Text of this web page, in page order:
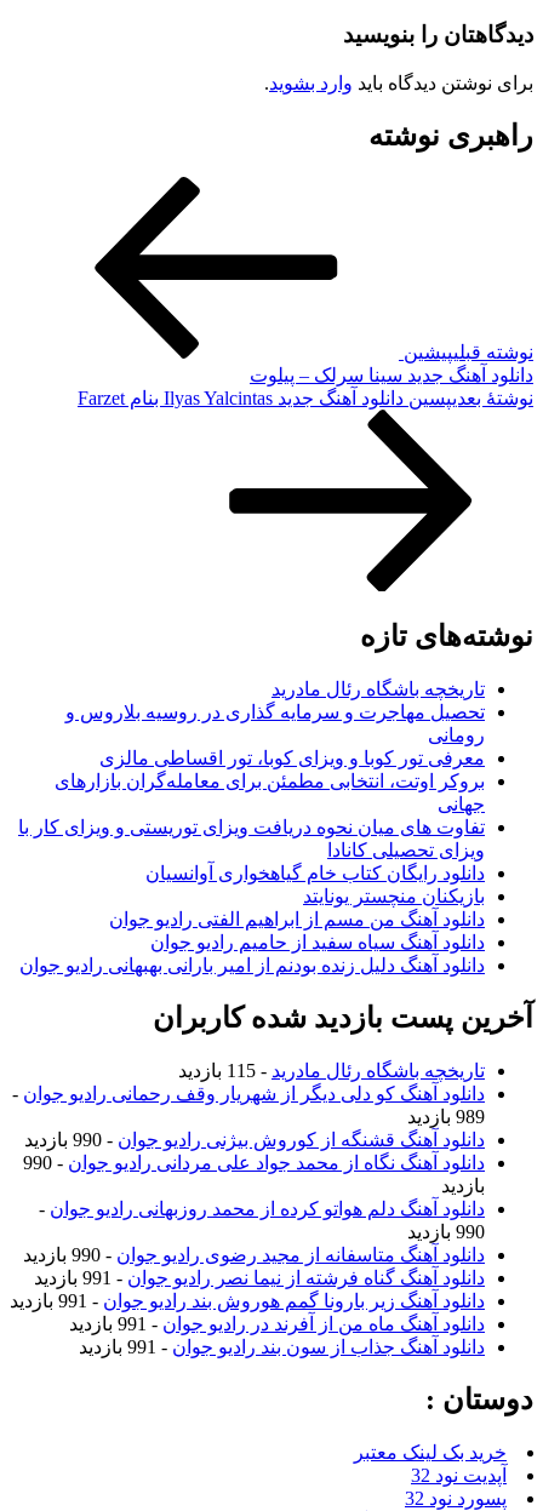
دیدگاهتان را بنویسید
برای نوشتن دیدگاه باید وارد بشوید.
راهبری نوشته
نوشته قبلیپیشین
دانلود آهنگ جدید سینا سرلک – پیلوت
نوشته‌ٔ بعدیپسین دانلود آهنگ جدید Ilyas Yalcintas بنام Farzet
نوشته‌های تازه
تاریخچه باشگاه رئال مادرید
تحصیل مهاجرت و سرمایه گذاری در روسیه بلاروس و
رومانی
معرفی تور کوبا و ویزای کوبا، تور اقساطی مالزی
بروکر اوتت، انتخابی مطمئن برای معامله‌گران بازارهای
جهانی
تفاوت های میان نحوه دریافت ویزای توریستی و ویزای کار با
ویزای تحصیلی کانادا
دانلود رایگان کتاب خام گیاهخواری آوانسیان
بازیکنان منچستر یونایتد
دانلود آهنگ من مسم از ابراهیم الفتی رادیو جوان
دانلود آهنگ سیاه سفید از حامیم رادیو جوان
دانلود آهنگ دلیل زنده بودنم از امیر بارانی بهبهانی رادیو جوان
آخرین پست بازدید شده کاربران
تاریخچه باشگاه رئال مادرید - 115 بازدید
دانلود آهنگ کو دلی دیگر از شهریار وقف رحمانی رادیو جوان -
989 بازدید
دانلود آهنگ قشنگه از کوروش بیژنی رادیو جوان - 990 بازدید
دانلود آهنگ نگاه از محمد جواد علی مردانی رادیو جوان
- 990
بازدید
دانلود آهنگ دلم هواتو کرده از محمد روزبهانی رادیو جوان -
990 بازدید
دانلود آهنگ متاسفانه از مجید رضوی رادیو جوان - 990 بازدید
دانلود آهنگ گناه فرشته از نیما نصر رادیو جوان - 991 بازدید
دانلود آهنگ زیر بارونا گمم هوروش بند رادیو جوان - 991 بازدید
دانلود آهنگ ماه من از آفرند در رادیو جوان - 991 بازدید
دانلود آهنگ جذاب از سون بند رادیو جوان - 991 بازدید
دوستان :
خرید بک لینک معتبر
آپدیت نود 32
پسورد نود 32